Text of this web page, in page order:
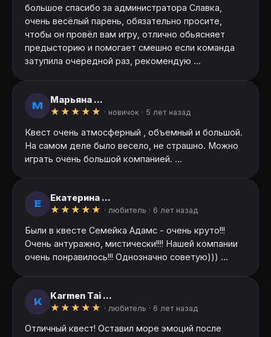
большое спасибо за администратора Славка,
очень весёлый парень, обязательно просите,
чтобы он провёл вам игру, отлично обьясняет
предысторию и помогает смешно если команда
затупила очередной раз, рекомендую ...
М
Марьяна ...
★ ★ ★ ★ ★ · новичок · 5 лет назад
Квест очень атмосферный , объемный и большой.
На самом деле было весело, не страшно. Можно
играть очень большой компанией. ...
Е
Екатерина ...
★ ★ ★ ★ ★ · любитель · 6 лет назад
Были в квесте Семейка Адамс - очень круто!!!
Очень антуражно, мистически!!!! Нашей компании
очень понравилось!!! Однозначно советую))) ...
K
Karmen Tai ...
★ ★ ★ ★ ★ · любитель · 6 лет назад
Отличный квест! Оставил море эмоций после